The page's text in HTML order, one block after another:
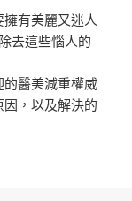
有美麗又迷人
去這些惱人的
醫美減重權威
，以及解決的
約之美麗密碼 (6)